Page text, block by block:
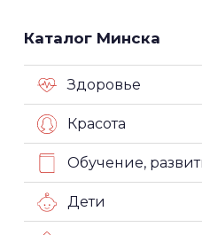
Каталог Минска
Здоровье
Красота
Обучение,
Дети